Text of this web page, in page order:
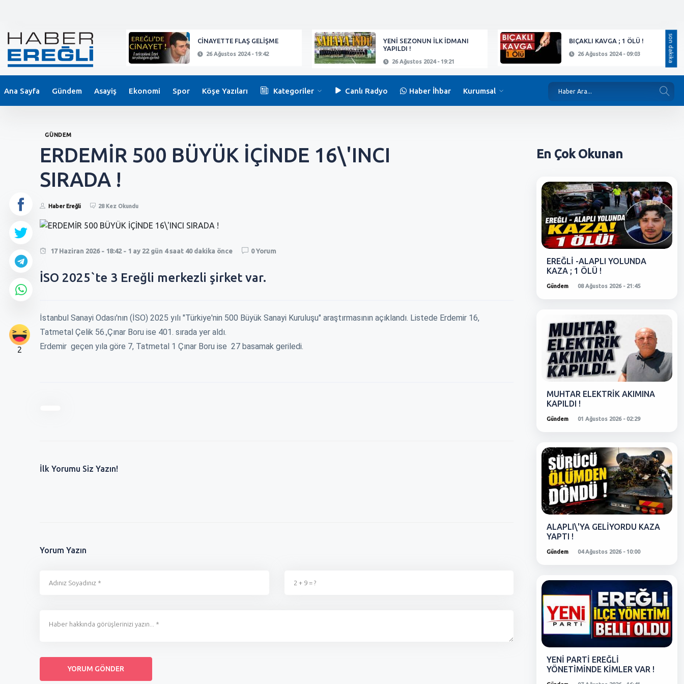
KEPEZ'DE BIÇAKLI SALDIRI !
26 Ağustos 2024 - 21:11
CİNAYETTE FLAŞ GELİŞME
26 Ağustos 2024 - 19:42
YENİ SEZONUN İLK İDMANI
YAPILDI !
26 Ağustos 2024 - 19:21
BIÇAKLI KAVGA ; 1 ÖLÜ !
26 Ağustos 2024 - 09:03 son dakika
Ana Sayfa Gündem Asayiş Ekonomi Spor Köşe Yazıları Kategoriler Canlı Radyo Haber İhbar Kurumsal
2
GÜNDEM
ERDEMİR 500 BÜYÜK İÇİNDE 16\'INCI
SIRADA !
Haber Ereğli 28 Kez Okundu
17 Haziran 2026 - 18:42 - 1 ay 22 gün 4 saat 40 dakika önce 0 Yorum
İSO 2025`te 3 Ereğli merkezli şirket var.
İstanbul Sanayi Odası'nın (İSO) 2025 yılı "Türkiye'nin 500 Büyük Sanayi Kuruluşu" araştırmasının açıklandı. Listede Erdemir 16,
Tatmetal Çelik 56.,Çınar Boru ise 401. sırada yer aldı.
Erdemir geçen yıla göre 7, Tatmetal 1 Çınar Boru ise 27 basamak geriledi.
İlk Yorumu Siz Yazın!
Yorum Yazın
En ÇokOkunan
EREĞLİ -ALAPLI YOLUNDA
KAZA ; 1 ÖLÜ !
Gündem 08 Ağustos 2026 - 21:45
MUHTAR ELEKTRİK AKIMINA
KAPILDI !
Gündem 01 Ağustos 2026 - 02:29
ALAPLI\'YA GELİYORDU KAZA
YAPTI !
Gündem 04 Ağustos 2026 - 10:00
YENİ PARTİ EREĞLİ
YÖNETİMİNDE KİMLER VAR !